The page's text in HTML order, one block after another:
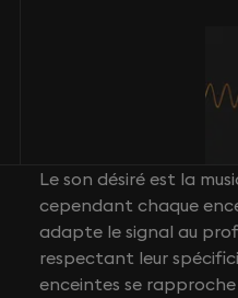
Le son désiré est la
cependant chaque
adapte le signal au
respectant leur
enceintes se rapproche